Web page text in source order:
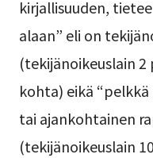
kirjallisuuden,
alaan” eli on
(tekijänoikeuslain
kohta) eikä
tai ajankohtainen
(tekijänoikeuslain